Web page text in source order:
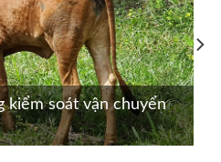
kiểm soát vận chuyển